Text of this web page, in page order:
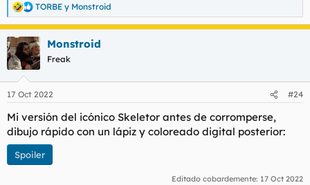
R
e
a
c
c
i
e
:
TORBE y Monstroid
Monstroid
Freak
17 Oct 2022 #24
Mi versión del icónico Skeletor antes de corromperse,
dibujo rápido con un lápiz y coloreado digital posterior:
Spoiler
Editado cobardemente: 17 Oct 2022